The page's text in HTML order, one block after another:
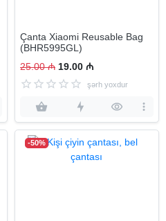
Çanta Xiaomi Reusable Bag
(BHR5995GL)
25.00 ₼ 19.00 ₼
şərh yoxdur
-50%